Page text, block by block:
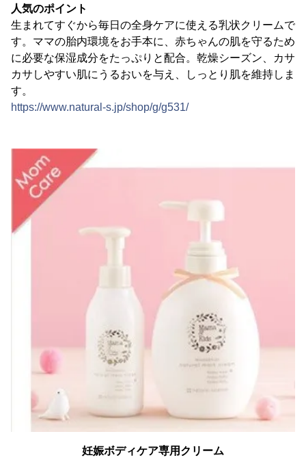
人気のポイント
生まれてすぐから毎日の全身ケアに使える乳状クリームで
す。ママの胎内環境をお手本に、赤ちゃんの肌を守るため
に必要な保湿成分をたっぷりと配合。乾燥シーズン、カサ
カサしやすい肌にうるおいを与え、しっとり肌を維持しま
す。
https://www.natural-s.jp/shop/g/g531/
妊娠ボディケア専用クリーム